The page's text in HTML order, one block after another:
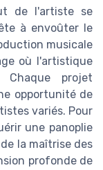
de l'artiste se
à envoûter le
musicale
où l'artistique
projet
opportunité de
variés. Pour
une panoplie
la maîtrise des
profonde de